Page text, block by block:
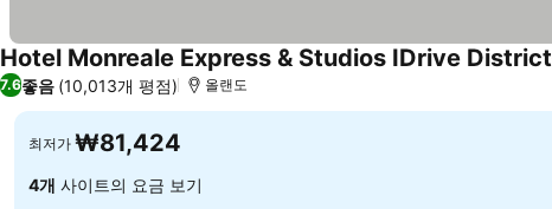
Hotel Monreale Express & Studios IDrive District
7.6좋음 (10,013개 평점) 올랜도
최저가 ₩81,424
4개 사이트의 요금 보기